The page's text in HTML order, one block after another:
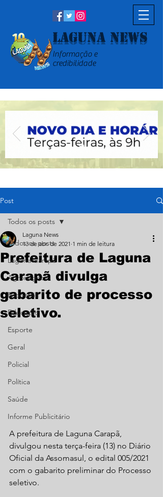
Laguna News
Informação e
credibilidade
Post
Todos os posts
Laguna Carapã
Agronegócio
Economia
Educação
Esporte
Geral
Policial
Política
Saúde
Informe Publicitário
Todos os posts
Prefeitura de Laguna
Carapã divulga
gabarito de processo
seletivo.
Laguna News
13 de abr. de 2021 1 min de leitura
A prefeitura de Laguna Carapã,
divulgou nesta terça-feira (13) no Diário
Oficial da Assomasul, o edital 005/2021
com o gabarito preliminar do Processo
seletivo.